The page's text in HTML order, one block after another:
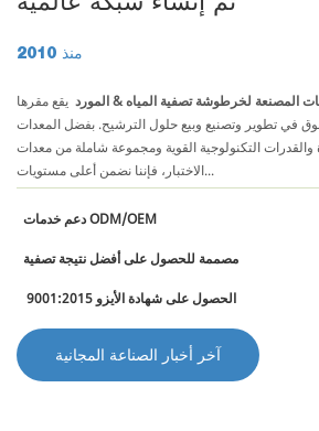
منذ 2010
المصنعة لخرطوشة تصفية المياه & المورد يقع مقرها
في تطوير وتصنيع وبيع حلول الترشيح. بفضل المعدات
والقدرات التكنولوجية القوية ومجموعة شاملة من معدات
الاختبار، فإننا نضمن أعلى مستويات...
دعم خدمات ODM/OEM
الحصول على شهادة الأيزو 9001:2015
آخر أخبار الصناعة المجانية